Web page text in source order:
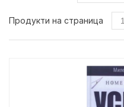
Продукти на страница